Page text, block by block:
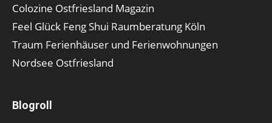
Colozine Ostfriesland Magazin
Feel Glück Feng Shui Raumberatung Köln
Traum Ferienhäuser und Ferienwohnungen
Nordsee Ostfriesland
Blogroll